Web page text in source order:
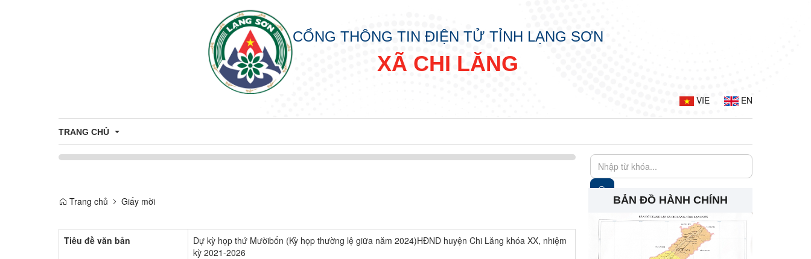
CỔNG THÔNG TIN ĐIỆN TỬ TỈNH LẠNG SƠN
XÃ CHI LĂNG
VIE EN
TRANG CHỦ
Thông tin chung
Trang chủ Giấy mời
Tiêu đề văn bản
Dự kỳ họp thứ Mườibốn (Kỳ họp thường lệ giữa năm 2024)HĐND huyện Chi Lăng khóa XX, nhiệm
kỳ 2021-2026
BẢN ĐỒ HÀNH CHÍNH